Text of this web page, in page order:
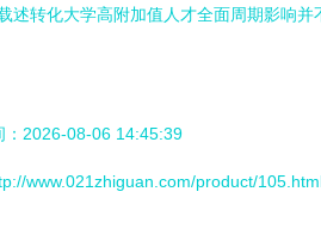
转化大学高附加值人才全面周期影响
：2026-08-06 14:45:39
www.021zhiguan.com/product/